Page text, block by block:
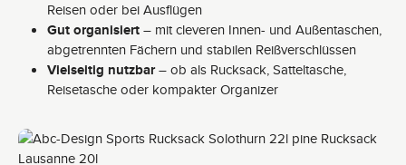
Reisen oder bei Ausflügen
Gut organisiert– mit cleveren Innen- und Außentaschen,
abgetrennten Fächern und stabilen Reißverschlüssen
Vielseitig nutzbar– ob als Rucksack, Satteltasche,
Reisetasche oder kompakter Organizer